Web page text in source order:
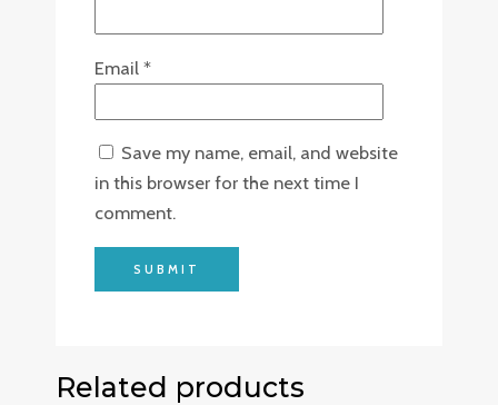
Email *
Save my name, email, and website
in this browser for the next time I
comment.
Related products